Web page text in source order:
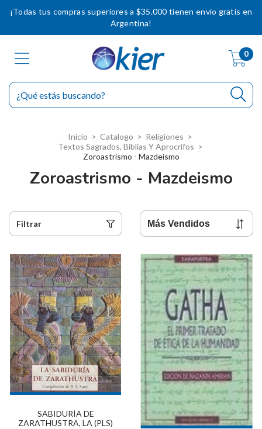
¡Todas tus compras superiores a $35.000 tienen envío gratis en
Argentina!
0
Inicio > Catalogo > Religiones >
Textos Sagrados, Biblias Y Aprocrifos >
Zoroastrismo - Mazdeismo
Zoroastrismo - Mazdeismo
Filtrar
SABIDURÍA DE
ZARATHUSTRA, LA (PLS)